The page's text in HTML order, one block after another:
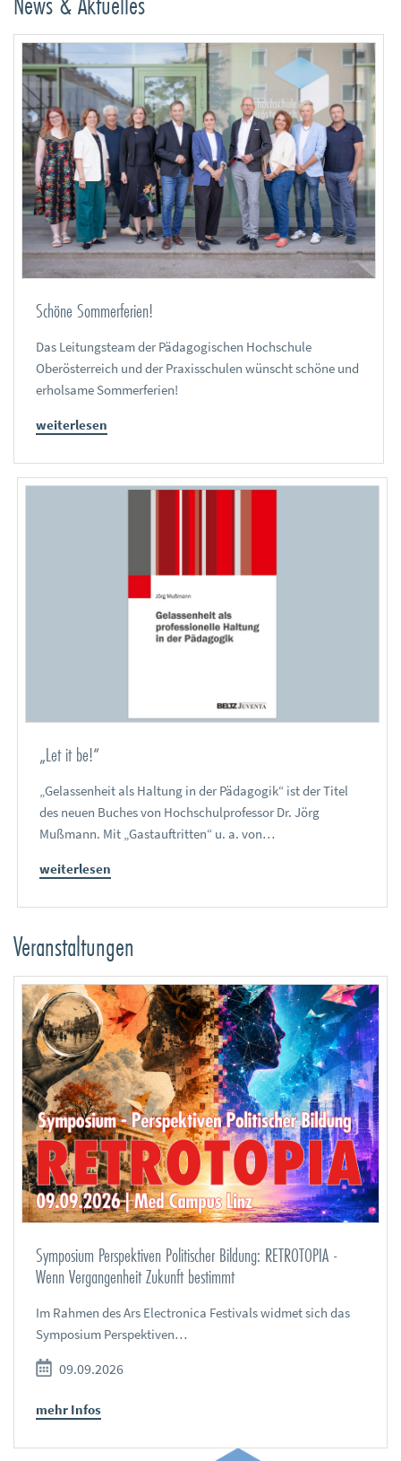
Schöne Sommerferien!
Das Leitungsteam der Pädagogischen Hochschule
Oberösterreich und der Praxisschulen wünscht schöne und
erholsame Sommerferien!
weiterlesen
„Let it be!“
„Gelassenheit als Haltung in der Pädagogik“ ist der Titel
des neuen Buches von Hochschulprofessor Dr. Jörg
Mußmann. Mit „Gastauftritten“ u. a. von…
weiterlesen
Veranstaltungen
Symposium Perspektiven Politischer Bildung: RETROTOPIA -
Wenn Vergangenheit Zukunft bestimmt
Im Rahmen des Ars Electronica Festivals widmet sich das
Symposium Perspektiven…
09.09.2026
mehr Infos